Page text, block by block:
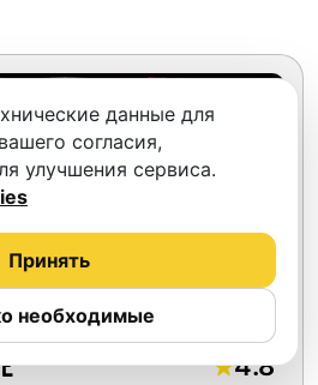
4.8
данные для
согласия,
улучшения сервиса.
необходимые
Принять